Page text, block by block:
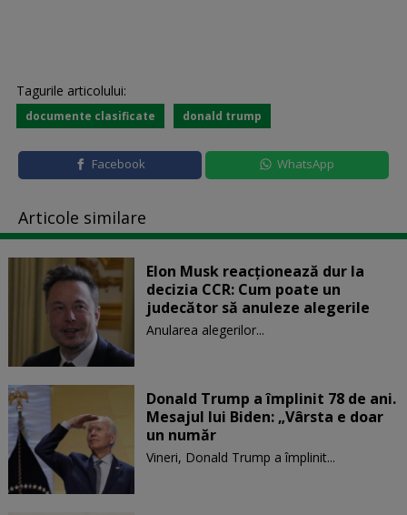
Tagurile articolului:
documente clasificate donald trump
Facebook WhatsApp
Articole similare
Elon Musk reacționează dur la
decizia CCR: Cum poate un
judecător să anuleze alegerile
Anularea alegerilor...
Donald Trump a împlinit 78 de ani.
Mesajul lui Biden: „Vârsta e doar
un număr
Vineri, Donald Trump a împlinit...